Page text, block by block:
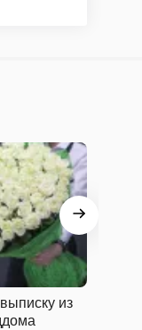
из